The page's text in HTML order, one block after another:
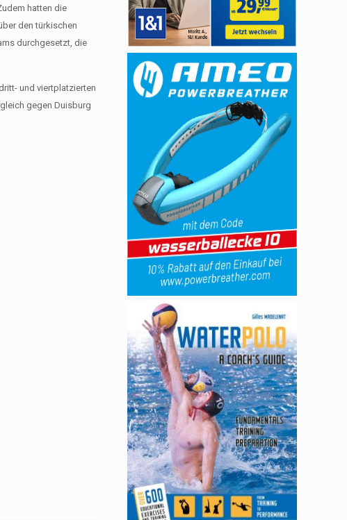
hatten die
den türkischen
durchgesetzt, die
und viertplatzierten
gegen Duisburg